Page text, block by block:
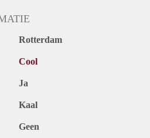
Rotterdam
Cool
Ja
Kaal
Geen